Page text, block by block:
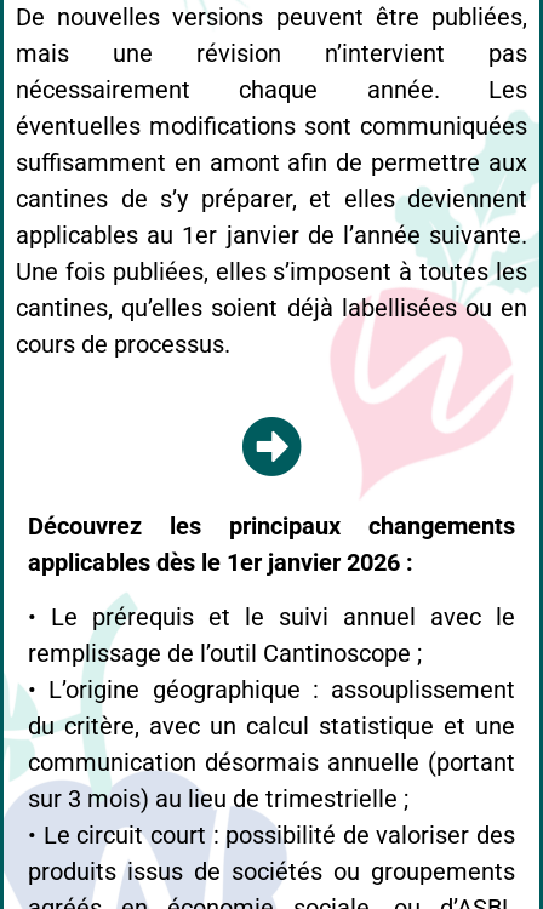
De nouvelles versions peuvent être publiées,
mais une révision n’intervient pas
nécessairement chaque année. Les
éventuelles modifications sont communiquées
suffisamment en amont afin de permettre aux
cantines de s’y préparer, et elles deviennent
applicables au 1er janvier de l’année suivante.
Une fois publiées, elles s’imposent à toutes les
cantines, qu’elles soient déjà labellisées ou en
cours de processus.
Découvrez les principaux changements
applicables dès le 1er janvier 2026 :
• Le prérequis et le suivi annuel avec le
remplissage de l’outil Cantinoscope ;
• L’origine géographique : assouplissement
du critère, avec un calcul statistique et une
communication désormais annuelle (portant
sur 3 mois) au lieu de trimestrielle ;
• Le circuit court : possibilité de valoriser des
produits issus de sociétés ou groupements